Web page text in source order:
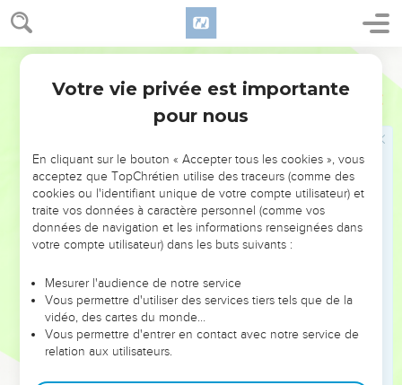
1 Rois 18
וַתִּפֹּ֣ל אֵשׁ־יְהוָ֗ה וַתֹּ֤אכַל אֶת־הָֽעֹלָה֙ וְאֶת־הָ֣עֵצִ֔ים וְאֶת־הָאֲבָנִ֖ים
וְאֶת־הֶעָפָ֑ר וְאֶת־הַמַּ֥יִם אֲשֶׁר־בַּתְּעָלָ֖ה לִחֵֽכָה׃
וַיַּרְא֙ כָּל־הָעָ֔ם וַֽיִּפְּל֖וּ עַל־פְּנֵיהֶ֑ם וַיֹּ֣אמְר֔וּ יְהוָה֙ ה֣וּא הָאֱלֹהִ֔ים יְהוָ֖ה ה֥וּא
40
וַֽיִּתְפְּשׂ֑וּם וַיּוֹרִדֵ֤ם אֵלִיָּ֙הוּ֙ אֶל־נַ֣חַל קִישׁ֔וֹן וַיִּשְׁחָטֵ֖ם שָֽׁם׃
La pluie revient
וַיֹּ֤אמֶר אֵלִיָּ֙הוּ֙ לְאַחְאָ֔ב עֲלֵ֖ה אֱכֹ֣ל וּשְׁתֵ֑ה כִּי־ק֖וֹל הֲמ֥וֹן הַגָּֽשֶׁם׃
וַיַּעֲלֶ֥ה אַחְאָ֖ב לֶאֱכֹ֣ל וְלִשְׁתּ֑וֹת וְאֵ֨לִיָּ֜הוּ עָלָ֨ה אֶל־רֹ֤אשׁ הַכַּרְמֶל֙ וַיִּגְהַ֣ר
אַ֔רְצָה וַיָּ֥שֶׂם פָּנָ֖יו בֵּ֥ין *ברכו **בִּרְכָּֽיו׃
וַיֹּ֣אמֶר אֶֽל־נַעֲר֗וֹ עֲלֵֽה־נָא֙ הַבֵּ֣ט דֶּֽרֶךְ־יָ֔ם וַיַּ֙עַל֙ וַיַּבֵּ֔ט וַיֹּ֖אמֶר אֵ֣ין מְא֑וּמָה
וַיֹּ֕אמֶר שֻׁ֖ב שֶׁ֥בַע פְּעָמִֽים׃
וַֽיְהִי֙ בַּשְּׁבִעִ֔ית וַיֹּ֗אמֶר הִנֵּה־עָ֛ב קְטַנָּ֥ה כְּכַף־אִ֖ישׁ עֹלָ֣ה מִיָּ֑ם וַיֹּ֗אמֶר
עֲלֵ֨ה אֱמֹ֤ר אֶל־אַחְאָב֙ אֱסֹ֣ר וָרֵ֔ד וְלֹ֥א יַעַצָרְכָ֖ה הַגָּֽשֶׁם׃
Votre vie privée est importante
pour nous
En cliquant sur le bouton « Accepter tous les cookies », vous
acceptez que TopChrétien utilise des traceurs (comme des
cookies ou l'identifiant unique de votre compte utilisateur) et
traite vos données à caractère personnel (comme vos
données de navigation et les informations renseignées dans
votre compte utilisateur) dans les buts suivants :
Mesurer l'audience de notre service
Vous permettre d'utiliser des services tiers tels que de la
vidéo, des cartes du monde…
Vous permettre d'entrer en contact avec notre service de
relation aux utilisateurs.